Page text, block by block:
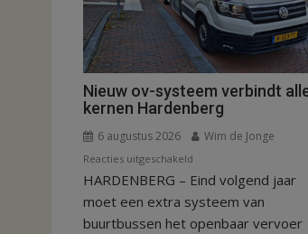
Nieuw ov-systeem verbindt
kernen Hardenberg
6 augustus 2026 Wim de Jonge
Reacties uitgeschakeld
Nieuw
ov-
systeem
HARDENBERG – Eind volgend jaar
moet een extra systeem van
buurtbussen het openbaar vervoer